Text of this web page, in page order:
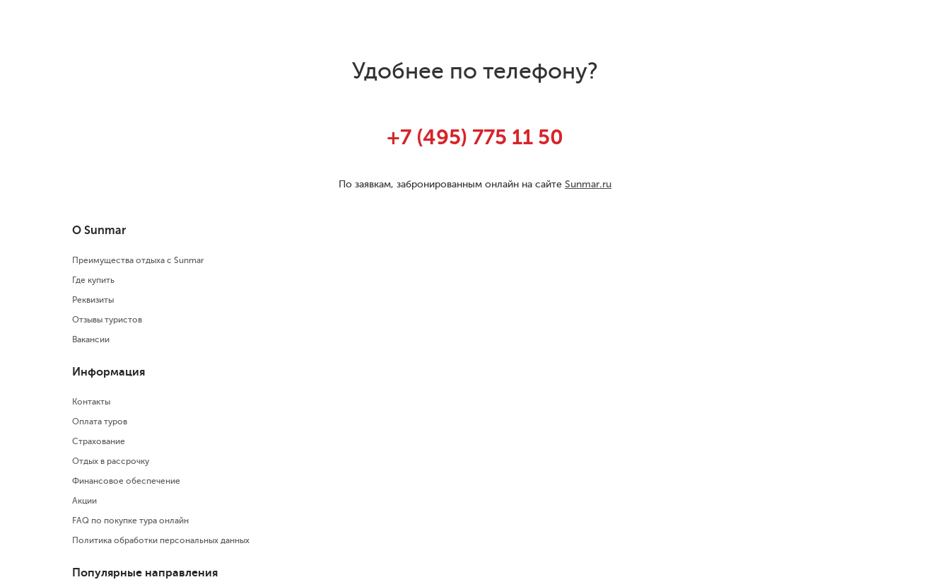
Удобнее по телефону?
+7 (495) 775 11 50
По заявкам, забронированным онлайн на сайте Sunmar.ru
О Sunmar
Преимущества отдыха с Sunmar
Где купить
Реквизиты
Отзывы туристов
Вакансии
Информация
Контакты
Оплата туров
Страхование
Отдых в рассрочку
Финансовое обеспечение
Акции
FAQ по покупке тура онлайн
Политика обработки персональных данных
Популярные направления